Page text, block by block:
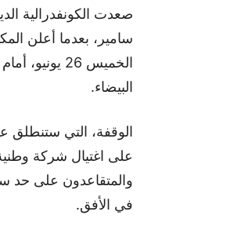
صعدت الكونفدرالية
سامير، بعدما أعلن
الخميس 26
البيضاء.
الوقفة، التي ستنطلق
على اغتيال شركة
في الأفق.